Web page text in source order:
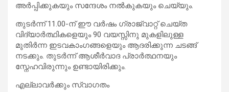
അർപ്പിക്കുകയും സന്ദേശം നൽകുകയും ചെയ്യും.
തുടർന്ന് 11.00-ന് ഈ വർഷം ഗ്രാജ്വാറ്റ് ചെയ്ത
വിദ്യാർത്ഥികളെയും 90 വയസ്സിനു മുകളിലുള്ള
മുതിർന്ന ഇടവകാംഗങ്ങളെയും ആദരിക്കുന്ന ചടങ്ങ്
നടക്കും. തുടർന്ന് ആശീർവാദ പ്രാർത്ഥനയും
സ്നേഹവിരുന്നും ഉണ്ടായിരിക്കും.
എല്ലാവർക്കും സ്വാഗതം